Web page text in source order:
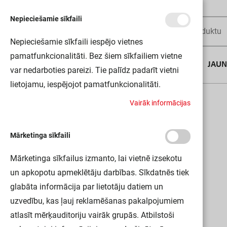
LN INDV D DALI 1500 48W 4000K LEDV
Nepieciešamie sīkfaili
Nepieciešamie sīkfaili iespējo vietnes
pamatfunkcionalitāti. Bez šiem sīkfailiem vietne
var nedarboties pareizi. Tie palīdz padarīt vietni
lietojamu, iespējojot pamatfunkcionalitāti.
Vairāk informācijas
Mārketinga sīkfaili
Mārketinga sīkfailus izmanto, lai vietnē izsekotu
un apkopotu apmeklētāju darbības. Sīkdatnēs tiek
glabāta informācija par lietotāju datiem un
uzvedību, kas ļauj reklamēšanas pakalpojumiem
atlasīt mērķauditoriju vairāk grupās. Atbilstoši